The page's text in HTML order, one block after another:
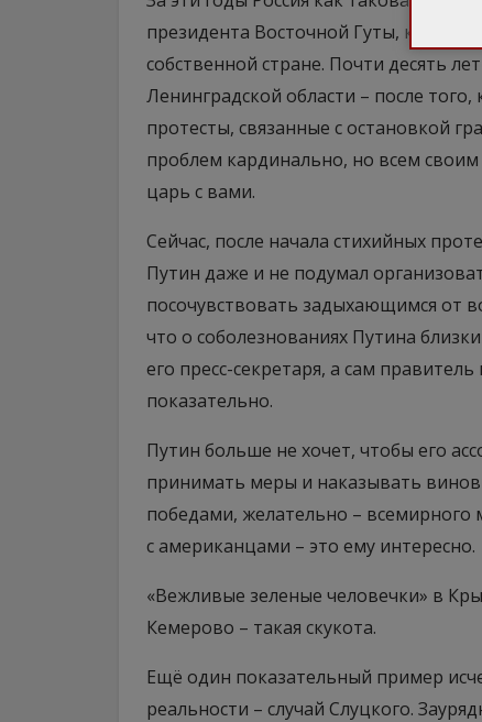
президента Восточной Гуты, куда
собственной стране. Почти десять
Ленинградской области – после
протесты, связанные с остановкой
проблем кардинально, но всем
царь с вами.
Сейчас, после начала стихийных
Путин даже и не подумал
посочувствовать задыхающимся от
что о соболезнованиях Путина
его пресс-секретаря, а сам
показательно.
Путин больше не хочет, чтобы его
принимать меры и наказывать
победами, желательно – всемирного
с американцами – это ему интересно.
«Вежливые зеленые человечки» в
Кемерово – такая скукота.
Ещё один показательный пример
реальности – случай Слуцкого.